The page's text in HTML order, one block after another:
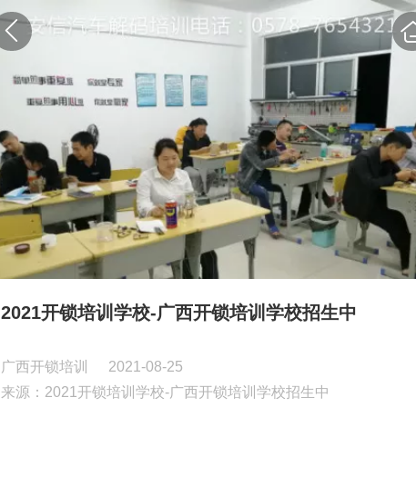
2021开锁培训学校-广西开锁培训学校招生中
广西开锁培训
2021-08-25
来源：2021开锁培训学校-广西开锁培训学校招生中